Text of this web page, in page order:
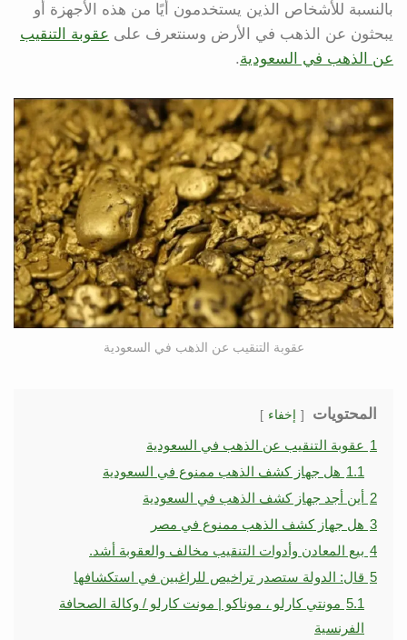
بالنسبة للأشخاص الذين يستخدمون أيًا من هذه الأجهزة أو
يبحثون عن الذهب في الأرض وسنتعرف على عقوبة التنقيب
عن الذهب في السعودية.
عقوبة التنقيب عن الذهب في السعودية
المحتويات إخفاء
1 عقوبة التنقيب عن الذهب في السعودية
1.1 هل جهاز كشف الذهب ممنوع في السعودية
2 أين أجد جهاز كشف الذهب في السعودية
3 هل جهاز كشف الذهب ممنوع في مصر
4 بيع المعادن وأدوات التنقيب مخالف والعقوبة أشد.
5 قال: الدولة ستصدر تراخيص للراغبين في استكشافها
5.1 مونتي كارلو ، موناكو | مونت كارلو / وكالة الصحافة
الفرنسية